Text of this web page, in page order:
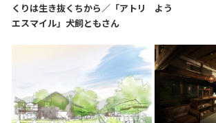
くりは生き抜くちから／「アトリ
エスマイル」犬飼ともさん
よう